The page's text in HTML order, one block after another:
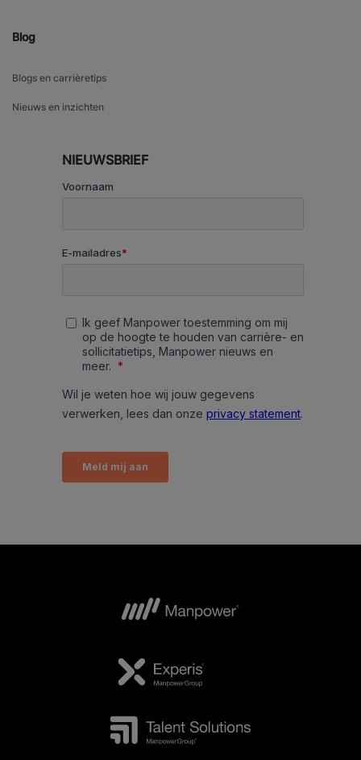
Blog
Blogs en carrièretips
Nieuws en inzichten
NIEUWSBRIEF